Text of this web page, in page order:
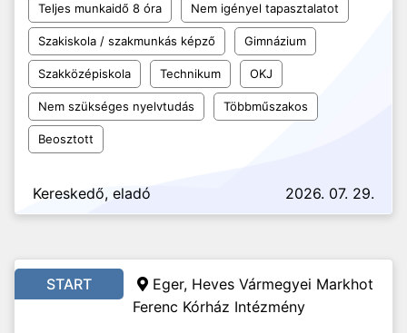
Teljes munkaidő 8 óra Nem igényel tapasztalatot
Szakiskola / szakmunkás képző Gimnázium
Szakközépiskola Technikum OKJ
Nem szükséges nyelvtudás Többműszakos
Beosztott
Kereskedő, eladó 2026. 07. 29.
START
Eger, Heves Vármegyei Markhot
Ferenc Kórház Intézmény